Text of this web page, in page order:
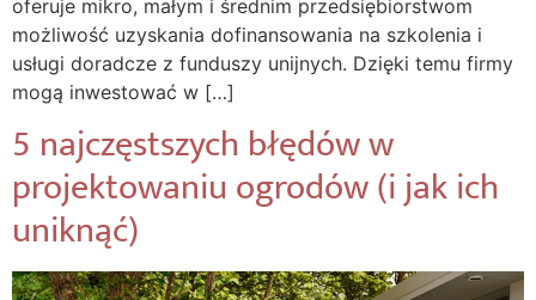
oferuje mikro, małym i średnim przedsiębiorstwom
możliwość uzyskania dofinansowania na szkolenia i
usługi doradcze z funduszy unijnych. Dzięki temu firmy
mogą inwestować w […]
5 najczęstszych błędów w
projektowaniu ogrodów (i jak ich
uniknąć)